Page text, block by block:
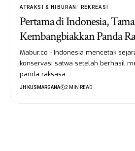
ATRAKSI & HIBURAN REKREASI
Pertama di Indonesia,
Kembangbiakkan Panda
Mabur.co - Indonesia mencetak
konservasi satwa setelah berhasil
panda raksasa…
JH KUSMARGANA 2 MIN READ